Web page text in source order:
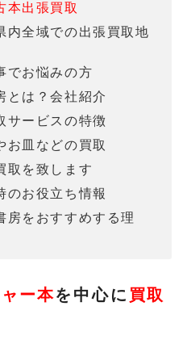
本出張買取
内全域での出張買取地
でお悩みの方
とは？会社紹介
サービスの特徴
お皿などの買取
取を致します
のお役立ち情報
房をおすすめする理
ー本を 中心に 買取